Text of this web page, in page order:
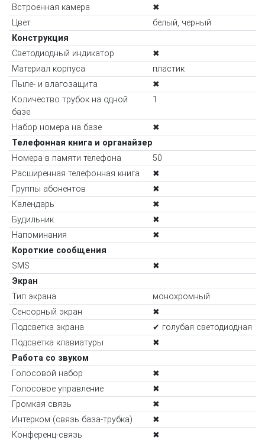
Встроенная камера
✖
Цвет
белый, черный
Конструкция
Светодиодный индикатор
✖
Материал корпуса
пластик
Пыле- и влагозащита
✖
Количество трубок на одной
базе
1
Набор номера на базе
✖
Телефонная книга и органайзер
Номера в памяти телефона
50
Расширенная телефонная книга
✖
Группы абонентов
✖
Календарь
✖
Будильник
✖
Напоминания
✖
Короткие сообщения
SMS
✖
Экран
Тип экрана
монохромный
Сенсорный экран
✖
Подсветка экрана
✔ голубая светодиодная
Подсветка клавиатуры
✖
Работа со звуком
Голосовой набор
✖
Голосовое управление
✖
Громкая связь
✖
Интерком (связь база-трубка)
✖
Конференц-связь
✖